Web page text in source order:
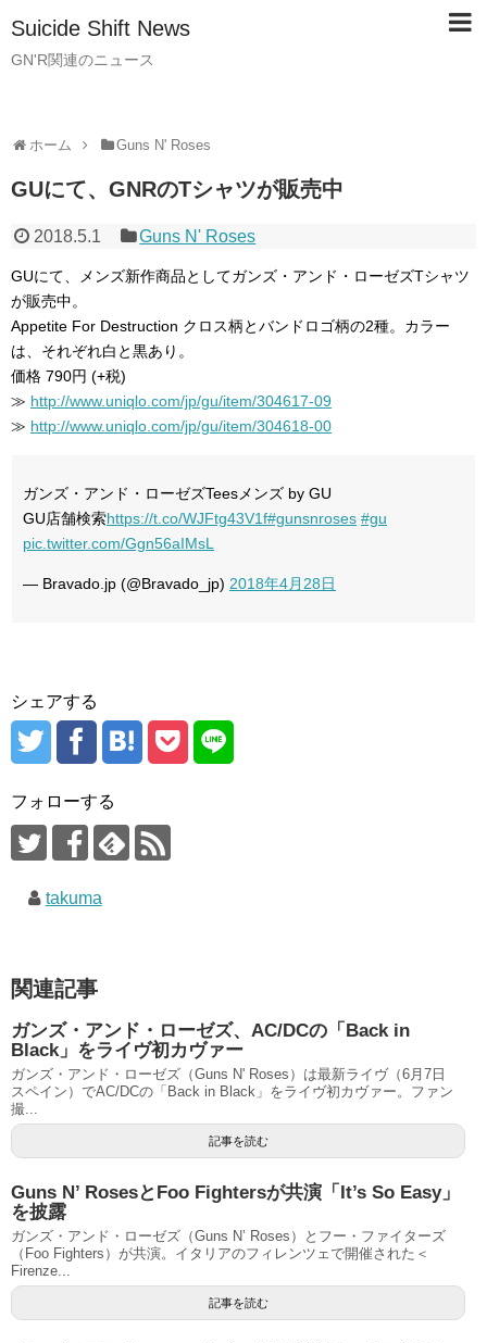
Suicide Shift News
GN'R関連のニュース
ホーム Guns N' Roses
GUにて、GNRのTシャツが販売中
2018.5.1 Guns N' Roses
GUにて、メンズ新作商品としてガンズ・アンド・ローゼズTシャツ
が販売中。
Appetite For Destruction クロス柄とバンドロゴ柄の2種。カラー
は、それぞれ白と黒あり。
価格 790円 (+税)
≫ http://www.uniqlo.com/jp/gu/item/304617-09
≫ http://www.uniqlo.com/jp/gu/item/304618-00
ガンズ・アンド・ローゼズTeesメンズ by GU
GU店舗検索https://t.co/WJFtg43V1f#gunsnroses #gu
pic.twitter.com/Ggn56aIMsL
— Bravado.jp (@Bravado_jp) 2018年4月28日
シェアする
フォローする
takuma
関連記事
ガンズ・アンド・ローゼズ、AC/DCの「Back in
Black」をライヴ初カヴァー
ガンズ・アンド・ローゼズ（Guns N' Roses）は最新ライヴ（6月7日
スペイン）でAC/DCの「Back in Black」をライヴ初カヴァー。ファン
撮...
記事を読む
Guns N’ RosesとFoo Fightersが共演「It’s So Easy」
を披露
ガンズ・アンド・ローゼズ（Guns N’ Roses）とフー・ファイターズ
（Foo Fighters）が共演。イタリアのフィレンツェで開催された＜
Firenze...
記事を読む